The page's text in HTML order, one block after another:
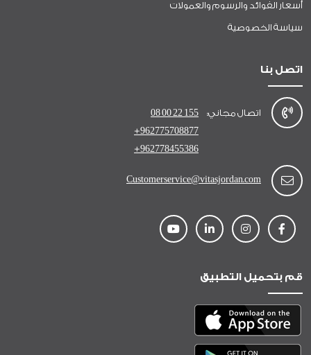
أسعار الفوائد والرسوم والعمولات
سياسة الخصوصية
اتصل بنا
اتصال مجاني:
08 00 22 155
+962775708877
+962778455386
Customerservice@vitasjordan.com
قم بتحميل التطبيق